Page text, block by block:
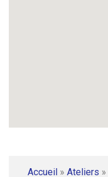
Accueil » Ateliers »